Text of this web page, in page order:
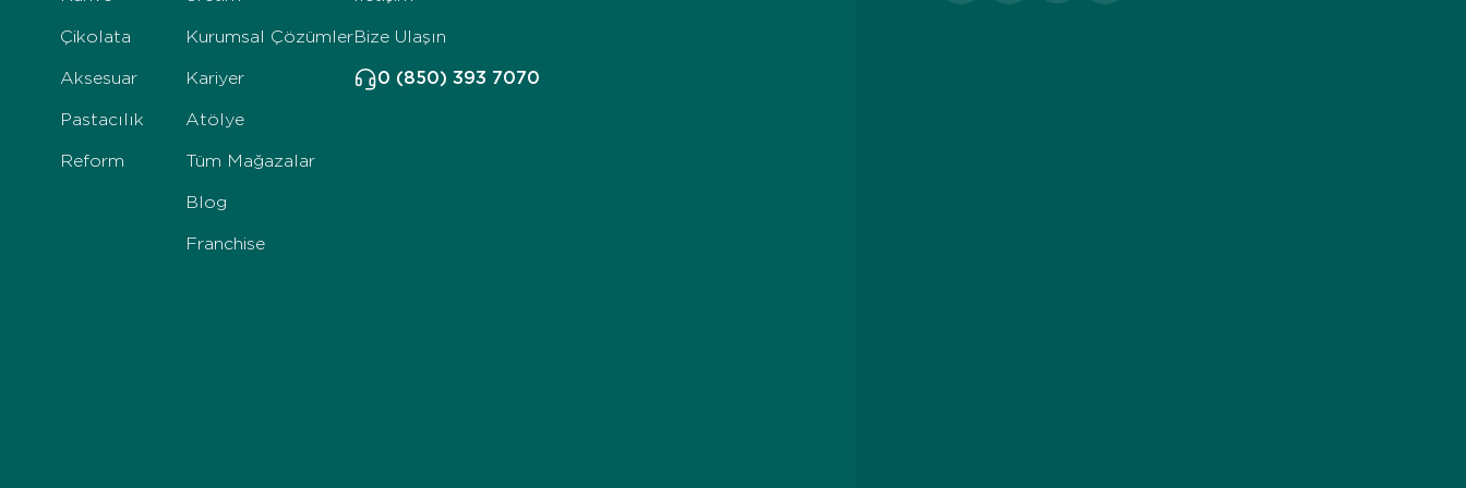
Çikolata
Aksesuar
Pastacılık
Reform
Kurumsal Çözümler
Kariyer
Atölye
Tüm Mağazalar
Blog
Franchise
Bize Ulaşın
0 (850) 393 7070